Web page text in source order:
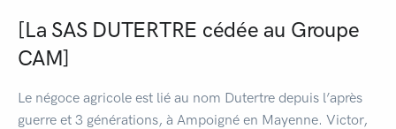
[La SAS DUTERTRE cédée au Groupe
CAM]
Le négoce agricole est lié au nom Dutertre depuis l’après
guerre et 3 générations, à Ampoigné en Mayenne. Victor,